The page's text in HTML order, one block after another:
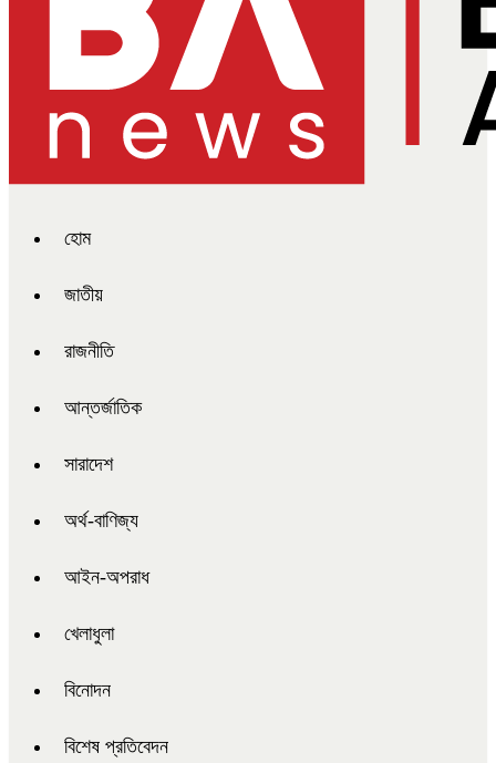
হোম
জাতীয়
রাজনীতি
আন্তর্জাতিক
সারাদেশ
অর্থ-বাণিজ্য
আইন-অপরাধ
খেলাধুলা
বিনোদন
বিশেষ প্রতিবেদন